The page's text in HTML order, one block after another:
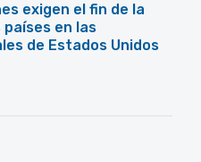
exigen el fin de la
en las
de Estados Unidos